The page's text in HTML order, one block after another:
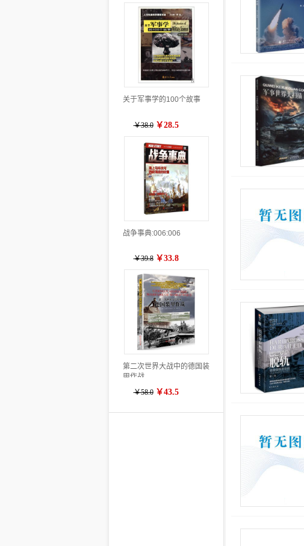
关于军事学的100个故事
￥38.0 ￥28.5
战争事典:006:006
￥39.8 ￥33.8
第二次世界大战中的德国装
甲作战
￥58.0 ￥43.5